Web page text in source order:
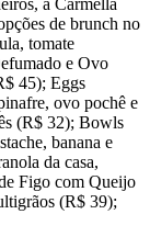
a Carmella
de brunch no
tomate
e Ovo
45); Eggs
ovo pochê e
(R$ 32); Bowls
banana e
da casa,
Figo com Queijo
(R$ 39);